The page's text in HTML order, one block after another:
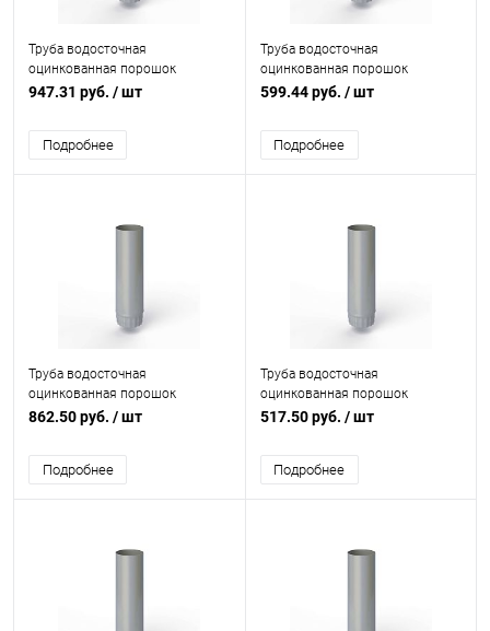
Труба водосточная
оцинкованная порошок
ф190х1250мм RAL 7040
947.31 руб. / шт
Подробнее
Труба водосточная
оцинкованная порошок
ф130х1250мм RAL 7040
599.44 руб. / шт
Подробнее
Труба водосточная
оцинкованная порошок
ф180х1250мм RAL 7040
862.50 руб. / шт
Подробнее
Труба водосточная
оцинкованная порошок
ф106х1250мм RAL 7040
517.50 руб. / шт
Подробнее